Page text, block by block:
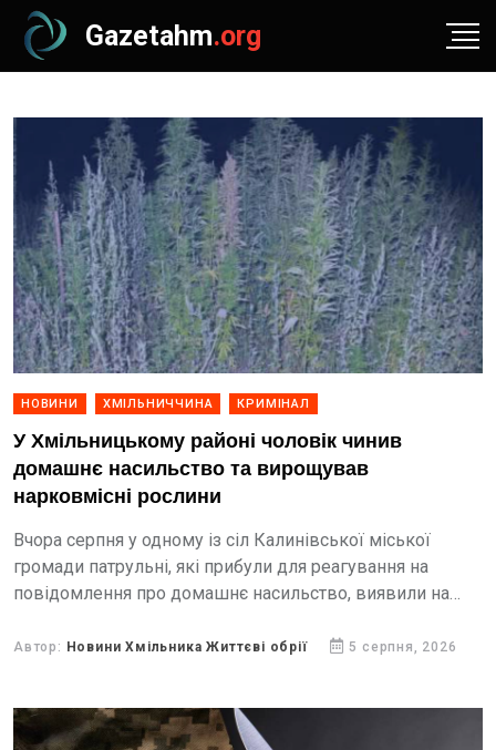
Gazetahm.org
НОВИНИ ХМІЛЬНИЧЧИНА КРИМІНАЛ
У Хмільницькому районі чоловік чинив
домашнє насильство та вирощував
нарковмісні рослини
Вчора серпня у одному із сіл Калинівської міської
громади патрульні, які прибули для реагування на
повідомлення про домашнє насильство, виявили на
рослин.
Автор: Новини Хмільника Життєві обрії 5 серпня, 2026